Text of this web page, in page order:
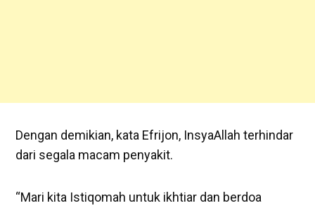
Dengan demikian, kata Efrijon, InsyaAllah terhindar
dari segala macam penyakit.
“Mari kita Istiqomah untuk ikhtiar dan berdoa